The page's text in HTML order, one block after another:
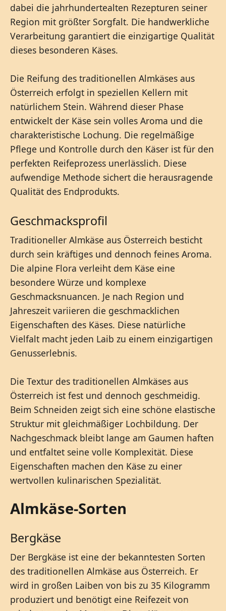
dabei die jahrhundertealten Rezepturen seiner
Region mit größter Sorgfalt. Die handwerkliche
Verarbeitung garantiert die einzigartige Qualität
dieses besonderen Käses.
Die Reifung des traditionellen Almkäses aus
Österreich erfolgt in speziellen Kellern mit
natürlichem Stein. Während dieser Phase
entwickelt der Käse sein volles Aroma und die
charakteristische Lochung. Die regelmäßige
Pflege und Kontrolle durch den Käser ist für den
perfekten Reifeprozess unerlässlich. Diese
aufwendige Methode sichert die herausragende
Qualität des Endprodukts.
Geschmacksprofil
Traditioneller Almkäse aus Österreich besticht
durch sein kräftiges und dennoch feines Aroma.
Die alpine Flora verleiht dem Käse eine
besondere Würze und komplexe
Geschmacksnuancen. Je nach Region und
Jahreszeit variieren die geschmacklichen
Eigenschaften des Käses. Diese natürliche
Vielfalt macht jeden Laib zu einem einzigartigen
Genusserlebnis.
Die Textur des traditionellen Almkäses aus
Österreich ist fest und dennoch geschmeidig.
Beim Schneiden zeigt sich eine schöne elastische
Struktur mit gleichmäßiger Lochbildung. Der
Nachgeschmack bleibt lange am Gaumen haften
und entfaltet seine volle Komplexität. Diese
Eigenschaften machen den Käse zu einer
wertvollen kulinarischen Spezialität.
Almkäse-Sorten
Bergkäse
Der Bergkäse ist eine der bekanntesten Sorten
des traditionellen Almkäse aus Österreich. Er
wird in großen Laiben von bis zu 35 Kilogramm
produziert und benötigt eine Reifezeit von